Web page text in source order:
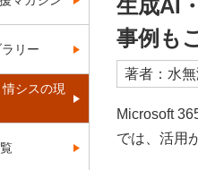
生成AI
事例も
著者：水無
Microsoft
では、活用
リー
シスの現